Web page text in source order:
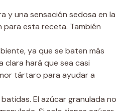
y una sensación sedosa en la
para esta receta. También
ya que se baten más
clara hará que sea casi
tártaro para ayudar a
El azúcar granulada no